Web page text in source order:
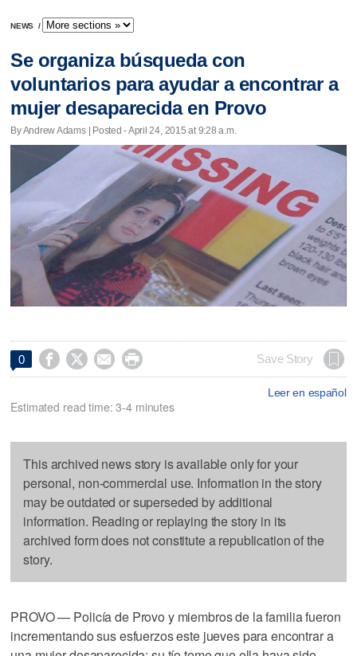
NEWS /
Se organiza búsqueda con
voluntarios para ayudar a encontrar a
mujer desaparecida en Provo
By Andrew Adams | Posted - April 24, 2015 at 9:28 a.m.
0     Save Story
Leer en español
Estimated read time: 3-4 minutes
This archived news story is available only for your
personal, non-commercial use. Information in the story
may be outdated or superseded by additional
information. Reading or replaying the story in its
archived form does not constitute a republication of the
story.
PROVO — Policía de Provo y miembros de la familia fueron
incrementando sus esfuerzos este jueves para encontrar a